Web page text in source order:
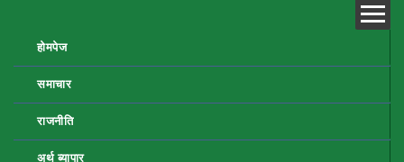
होमपेज
समाचार
राजनीति
अर्थ ब्यापार